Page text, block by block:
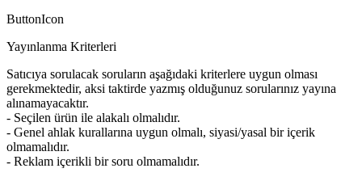
ButtonIcon
Yayınlanma Kriterleri
Satıcıya sorulacak soruların aşağıdaki kriterlere uygun olması
gerekmektedir, aksi taktirde yazmış olduğunuz sorularınız yayına
alınamayacaktır.
- Seçilen ürün ile alakalı olmalıdır.
- Genel ahlak kurallarına uygun olmalı, siyasi/yasal bir içerik
olmamalıdır.
- Reklam içerikli bir soru olmamalıdır.